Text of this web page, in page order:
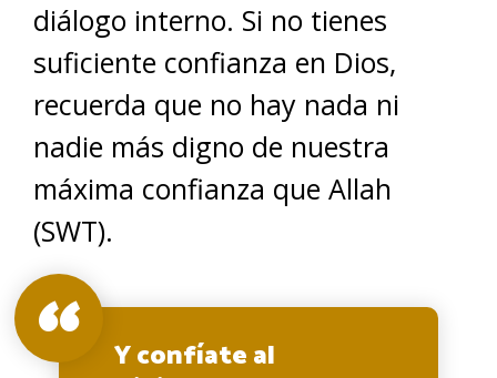
diálogo interno. Si no tienes
suficiente confianza en Dios,
recuerda que no hay nada ni
nadie más digno de nuestra
máxima confianza que Allah
(SWT).
Y confíate al